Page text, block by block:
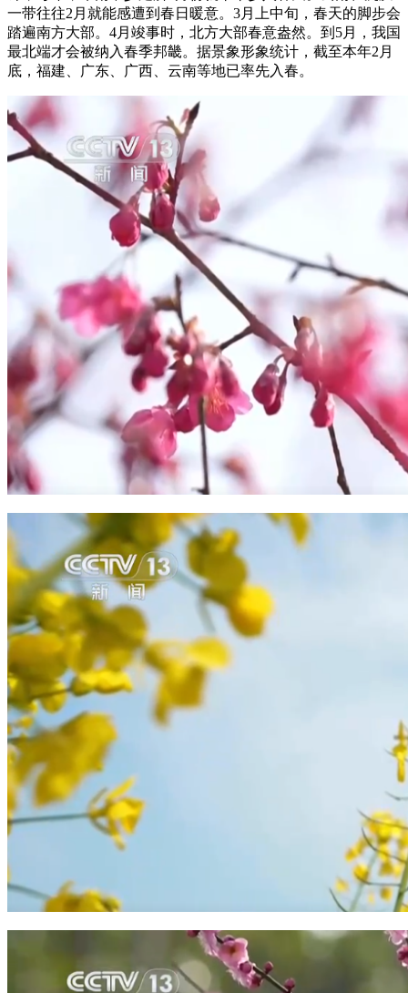
一带往往2月就能感遭到春日暖意。3月上中旬，春天的脚步会
踏遍南方大部。4月竣事时，北方大部春意盎然。到5月，我国
最北端才会被纳入春季邦畿。据景象形象统计，截至本年2月
底，福建、广东、广西、云南等地已率先入春。